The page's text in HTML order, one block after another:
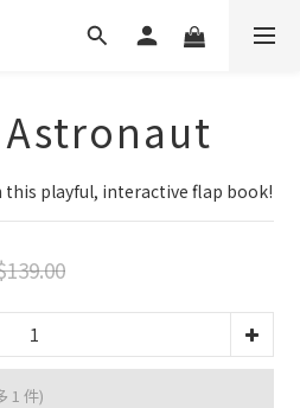
Astronaut
playful, interactive flap book!
1 件)